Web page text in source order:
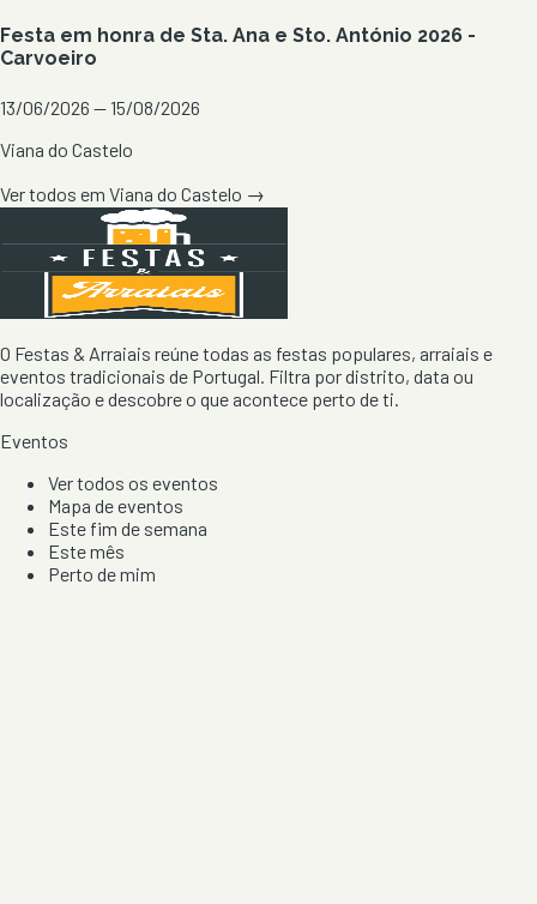
Festa em honra de Sta. Ana e Sto. António 2026 -
Carvoeiro
13/06/2026 — 15/08/2026
Viana do Castelo
Ver todos em Viana do Castelo →
O Festas & Arraiais reúne todas as festas populares, arraiais e
eventos tradicionais de Portugal. Filtra por distrito, data ou
localização e descobre o que acontece perto de ti.
Eventos
Ver todos os eventos
Mapa de eventos
Este fim de semana
Este mês
Perto de mim